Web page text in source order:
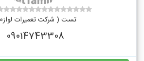
تست ( شرکت تعمیرات لوازم )
09014743308